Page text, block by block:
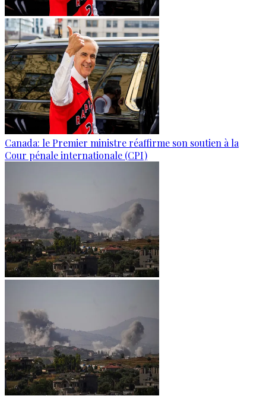
Canada: le Premier ministre réaffirme son soutien à la
Cour pénale internationale (CPI)